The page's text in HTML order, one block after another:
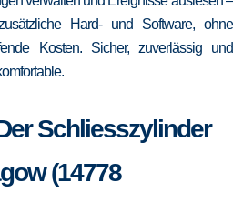
Hard- und Software, ohne
Kosten. Sicher, zuverlässig und
Schliesszylinder
(14778